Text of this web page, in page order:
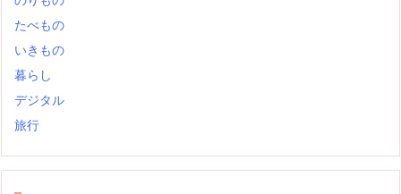
たべもの
いきもの
暮らし
デジタル
旅行